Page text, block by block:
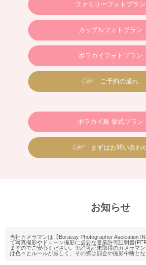
ファミリーフォトプラン
カップルフォトプラン
ボラカイフォトプラン
ご予約の流れ
ボラカイ島 挙式プラン
まずはお問い合わ
お知らせ
当社カメラマンは【Boracay Photographer Asociation
て写真撮影やドローン撮影に必要な営業許可証明書
ますのでご安心ください。※許可証未取得のカメラマ
は色々とルールが厳しく、その際は罰金や撮影中断とな